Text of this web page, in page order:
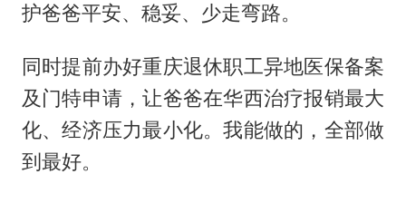
护爸爸平安、稳妥、少走弯路。
同时提前办好重庆退休职工异地医保备案
及门特申请，让爸爸在华西治疗报销最大
化、经济压力最小化。我能做的，全部做
到最好。